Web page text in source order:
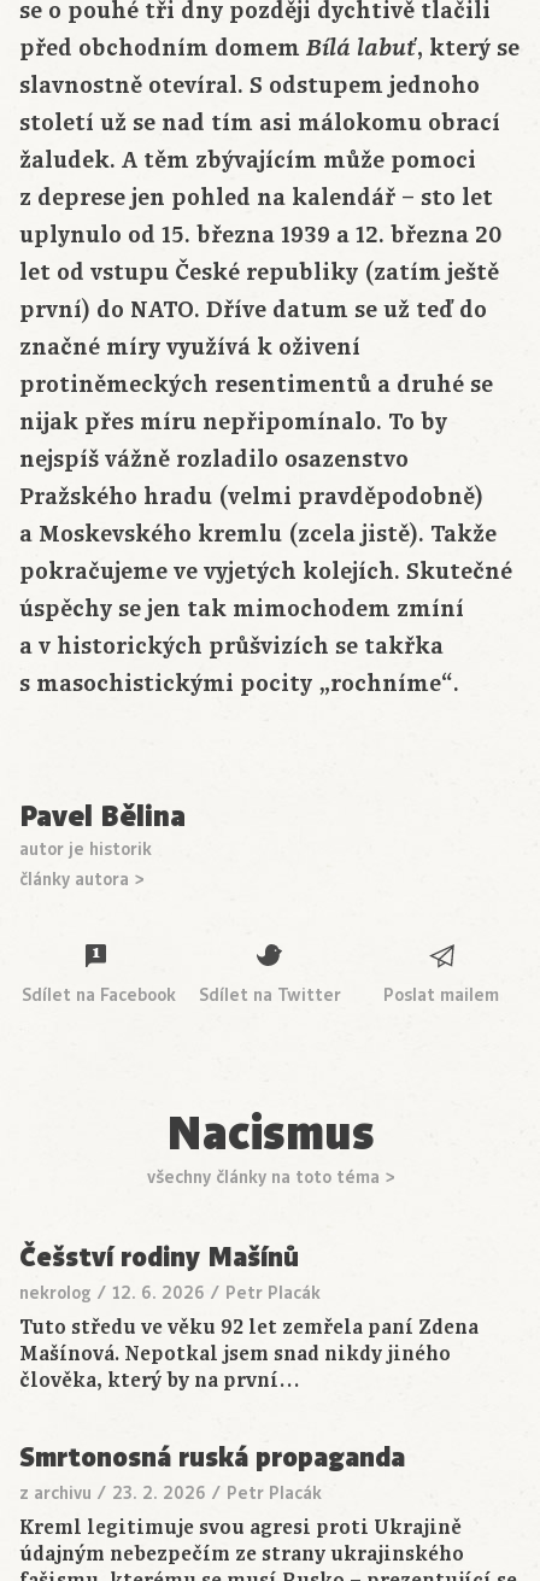
se o pouhé tři dny později dychtivě tlačili
před obchodním domem Bílá labuť, který se
slavnostně otevíral. S odstupem jednoho
století už se nad tím asi málokomu obrací
žaludek. A těm zbývajícím může pomoci
z deprese jen pohled na kalendář – sto let
uplynulo od 15. března 1939 a 12. března 20
let od vstupu České republiky (zatím ještě
první) do NATO. Dříve datum se už teď do
značné míry využívá k oživení
protiněmeckých resentimentů a druhé se
nijak přes míru nepřipomínalo. To by
nejspíš vážně rozladilo osazenstvo
Pražského hradu (velmi pravděpodobně)
a Moskevského kremlu (zcela jistě). Takže
pokračujeme ve vyjetých kolejích. Skutečné
úspěchy se jen tak mimochodem zmíní
a v historických průšvizích se takřka
s masochistickými pocity „rochníme“.
Pavel Bělina
autor je historik
články autora >
Sdílet na Facebook Sdílet na Twitter Poslat mailem
Nacismus
všechny články na toto téma >
Češství rodiny Mašínů
nekrolog / 12. 6. 2026 / Petr Placák
Tuto středu ve věku 92 let zemřela paní Zdena
Mašínová. Nepotkal jsem snad nikdy jiného
člověka, který by na první…
Smrtonosná ruská propaganda
z archivu / 23. 2. 2026 / Petr Placák
Kreml legitimuje svou agresi proti Ukrajině
údajným nebezpečím ze strany ukrajinského